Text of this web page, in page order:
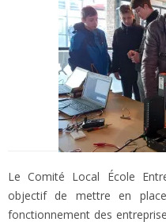
Le Comité Local École
objectif de mettre en
fonctionnement des